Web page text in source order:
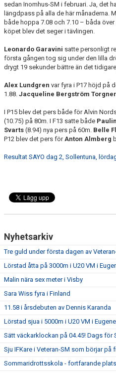
sedan Inomhus-SM i februari. Ja, det
längdpass på alla de här månaderna.
både hoppa 7.08 och 7.10 – båda
köpet blev det seger i tävlingen.
Leonardo Garavini satte personligt
första gången tog sig under den lilla
drygt 19 sekunder bättre än det
Alex Lundgren var fyra i P17 höjd på
1.88. Jacqueline Bergström Torgner
I P15 blev det pers både för Alvin
(10.75) på 80m. I F13 satte både
Svarts (8.94) nya pers på 60m. Belle
P12 blev det pers förAnton Almberg
Resultat SAYO dag 2, Sollentuna,
Nyhetsarkiv
Tre guld under första dagen av
Lörstad åtta på 3000m i U20 VM i
Malin nära sex meter i Visby
Sara Wiss fyra i Finland
11.58 i årsdebuten av Dennis Karanda
Lörstad sjua i 5000m i U20 VM i Eugene
Sätt väckarklockan på 04.45! Dags för
Sju IFKare i Veteran-SM som börjar på
Sommaridrottsskola - fortfarande